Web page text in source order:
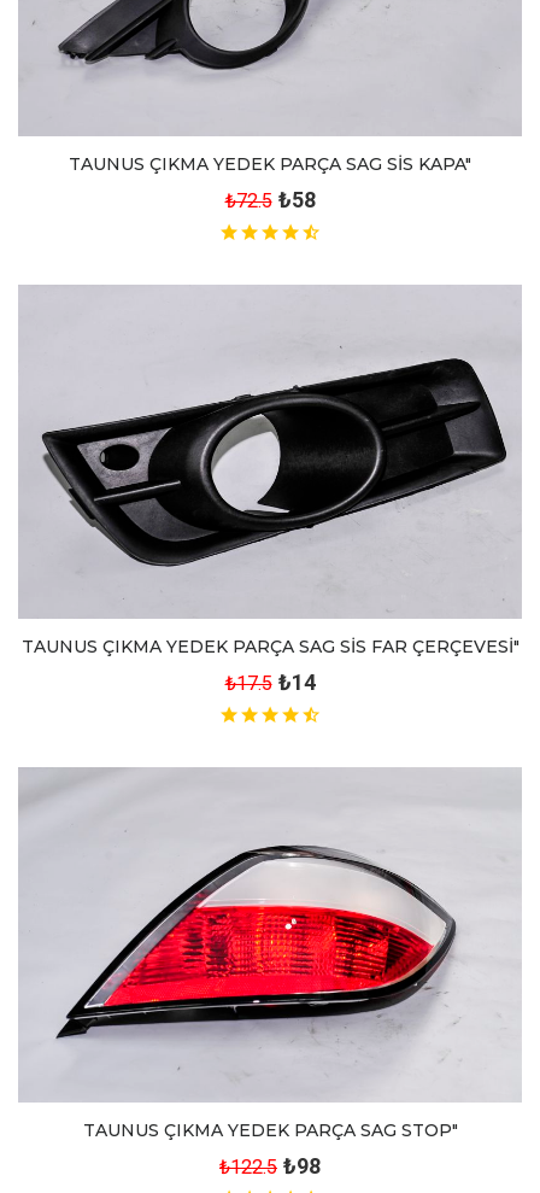
TAUNUS ÇIKMA YEDEK PARÇA SAG SİS KAPA"
₺72.5 ₺58
TAUNUS ÇIKMA YEDEK PARÇA SAG SİS FAR ÇERÇEVESİ"
₺17.5 ₺14
TAUNUS ÇIKMA YEDEK PARÇA SAG STOP"
₺122.5 ₺98